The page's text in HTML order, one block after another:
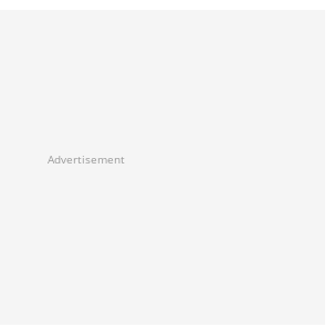
Advertisement